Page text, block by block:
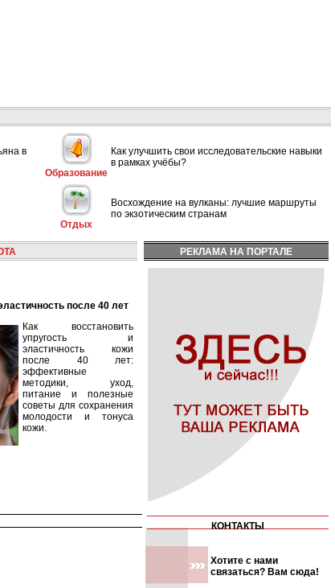
в
Образование
Как улучшить свои исследовательские навыки
в рамках учёбы?
Отдых
Восхождение на вулканы: лучшие маршруты
по экзотическим странам
после 40 лет
Как восстановить
упругость и
эластичность кожи
после 40 лет:
эффективные
методики, уход,
питание и полезные
советы для сохранения
молодости и тонуса
кожи.
РЕКЛАМА НА ПОРТАЛЕ
КОНТАКТЫ
Хотите с нами
связаться? Вам сюда!